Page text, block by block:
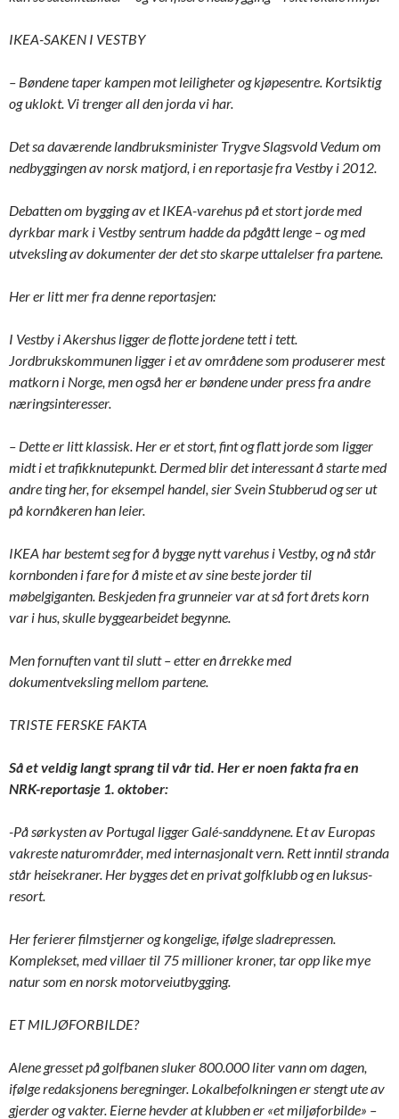
IKEA-SAKEN I VESTBY
– Bøndene taper kampen mot leiligheter og kjøpesentre. Kortsiktig
og uklokt. Vi trenger all den jorda vi har.
Det sa daværende landbruksminister Trygve Slagsvold Vedum om
nedbyggingen av norsk matjord, i en reportasje fra Vestby i 2012.
Debatten om bygging av et IKEA-varehus på et stort jorde med
dyrkbar mark i Vestby sentrum hadde da pågått lenge – og med
utveksling av dokumenter der det sto skarpe uttalelser fra partene.
Her er litt mer fra denne reportasjen:
I Vestby i Akershus ligger de flotte jordene tett i tett.
Jordbrukskommunen ligger i et av områdene som produserer mest
matkorn i Norge, men også her er bøndene under press fra andre
næringsinteresser.
– Dette er litt klassisk. Her er et stort, fint og flatt jorde som ligger
midt i et trafikknutepunkt. Dermed blir det interessant å starte med
andre ting her, for eksempel handel, sier Svein Stubberud og ser ut
på kornåkeren han leier.
IKEA har bestemt seg for å bygge nytt varehus i Vestby, og nå står
kornbonden i fare for å miste et av sine beste jorder til
møbelgiganten. Beskjeden fra grunneier var at så fort årets korn
var i hus, skulle byggearbeidet begynne.
Men fornuften vant til slutt – etter en årrekke med
dokumentveksling mellom partene.
TRISTE FERSKE FAKTA
Så et veldig langt sprang til vår tid. Her er noen fakta fra en
NRK-reportasje 1. oktober:
-På sørkysten av Portugal ligger Galé-sanddynene. Et av Europas
vakreste naturområder, med internasjonalt vern. Rett inntil stranda
står heisekraner. Her bygges det en privat golfklubb og en luksus-
resort.
Her ferierer filmstjerner og kongelige, ifølge sladrepressen.
Komplekset, med villaer til 75 millioner kroner, tar opp like mye
natur som en norsk motorveiutbygging.
ET MILJØFORBILDE?
Alene gresset på golfbanen sluker 800.000 liter vann om dagen,
ifølge redaksjonens beregninger. Lokalbefolkningen er stengt ute av
gjerder og vakter. Eierne hevder at klubben er «et miljøforbilde» –